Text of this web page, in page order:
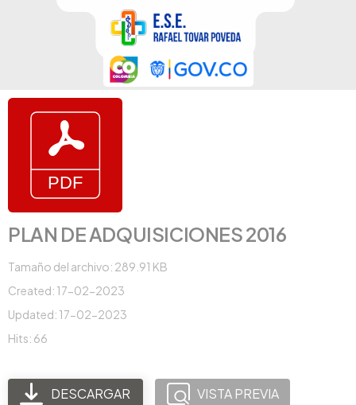
PLAN DE ADQUISICIONES 2016
Tamaño del archivo: 289.91 KB
Created: 17-02-2023
Updated: 17-02-2023
Hits: 66
DESCARGAR VISTA PREVIA